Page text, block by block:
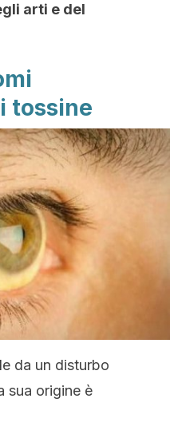
arti e del
tossine
da un disturbo
sua origine è